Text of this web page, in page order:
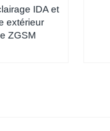
IDA et
extérieur
ZGSM